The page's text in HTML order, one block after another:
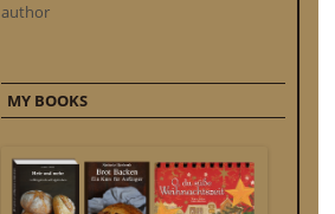
author
MY BOOKS